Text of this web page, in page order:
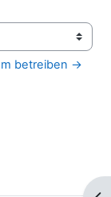
betreiben →